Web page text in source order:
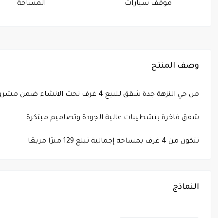
موقف سيارات المساحة
وصف المنتج
من حي النزهة جدة شقق للبيع 4 غرف تحت الانشاء ضمن مشروع جوهرة النزهة، رقم 108
شقق فاخرة بتشطيبات عالية الجودة وتصاميم مبتكرة
تتكون من 4 غرف بمساحة إجمالية تبلغ 129 مترًا مربعًا
النماذج